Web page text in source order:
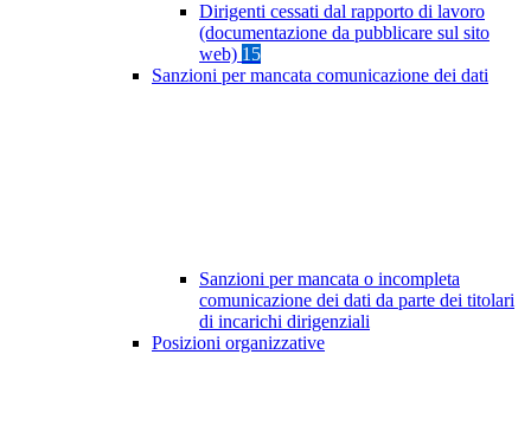
Dirigenti cessati dal rapporto di lavoro
(documentazione da pubblicare sul sito
web) 15
Sanzioni per mancata comunicazione dei dati
Sanzioni per mancata o incompleta
comunicazione dei dati da parte dei titolari
di incarichi dirigenziali
Posizioni organizzative